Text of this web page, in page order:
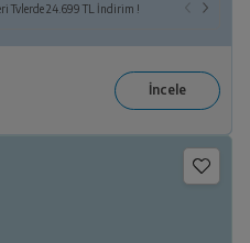
Tvlerde 24.699 TL İndirim !